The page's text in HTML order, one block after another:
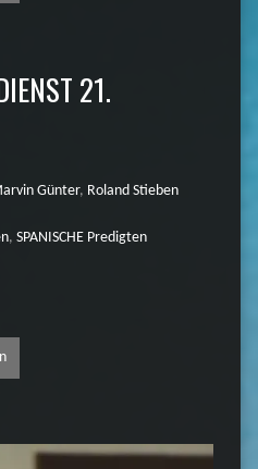
21.
Günter, Roland Stieben
, SPANISCHE Predigten